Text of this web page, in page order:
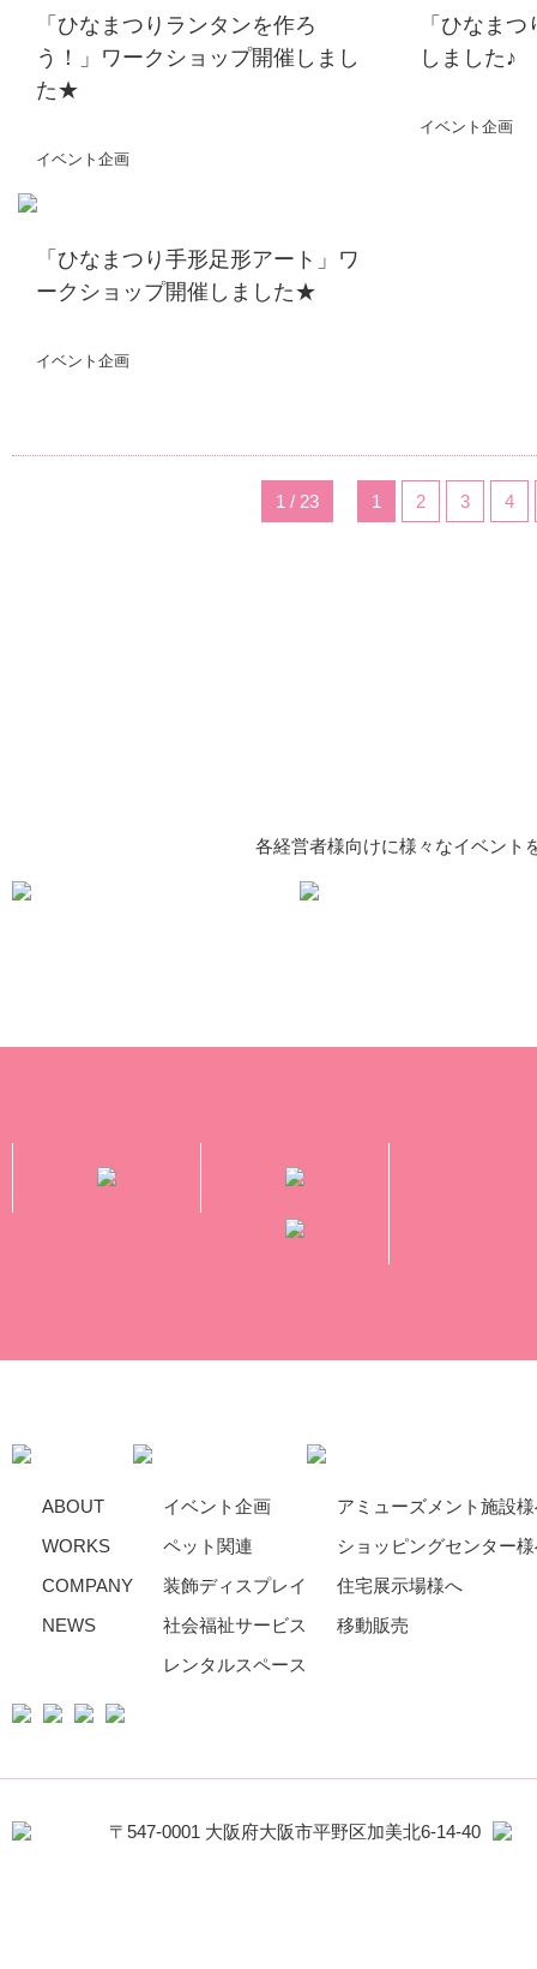
「ひなまつりランタンを作ろ
う！」ワークショップ開催しまし
た★
イベント企画
「ひなま
しました♪
イベント企画
「ひなまつり手形足形アート」ワ
ークショップ開催しました★
イベント企画
1 / 23 1 2 3 4
各経営者様向けに様々なイベント
ABOUT
WORKS
COMPANY
NEWS
イベント企画
ペット関連
装飾ディスプレイ
社会福祉サービス
レンタルスペース
アミューズメント施設
ショッピングセンター
住宅展示場様へ
移動販売
〒547-0001 大阪府大阪市平野区加美北6-14-40